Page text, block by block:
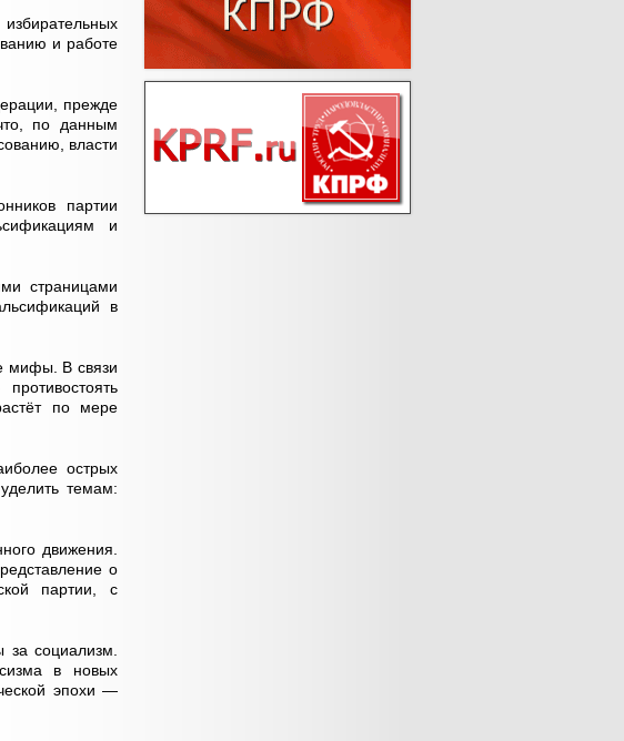
и работе
прежде
по данным
власти
партии
и
страницами
в
мифы. В связи
по мере
острых
темам:
движения.
о
партии, с
социализм.
в новых
эпохи —